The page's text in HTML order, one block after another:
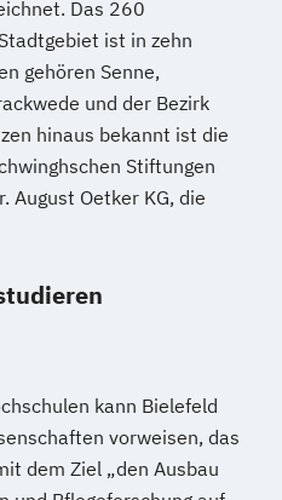
Das 260
ist in zehn
gehören Senne,
und der Bezirk
hinaus bekannt ist die
Stiftungen
August Oetker KG, die
kann Bielefeld
vorweisen, das
dem Ziel „den Ausbau